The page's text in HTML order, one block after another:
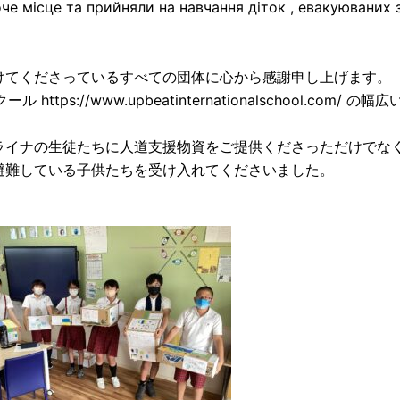
місце та прийняли на навчання діток , евакуюваних
くださっているすべての団体に心から感謝申し上げます。
ール https://www.upbeatinternationalschool.com/ の幅広
ナの生徒たちに人道支援物資をご提供くださっただけでな
している子供たちを受け入れてくださいました。